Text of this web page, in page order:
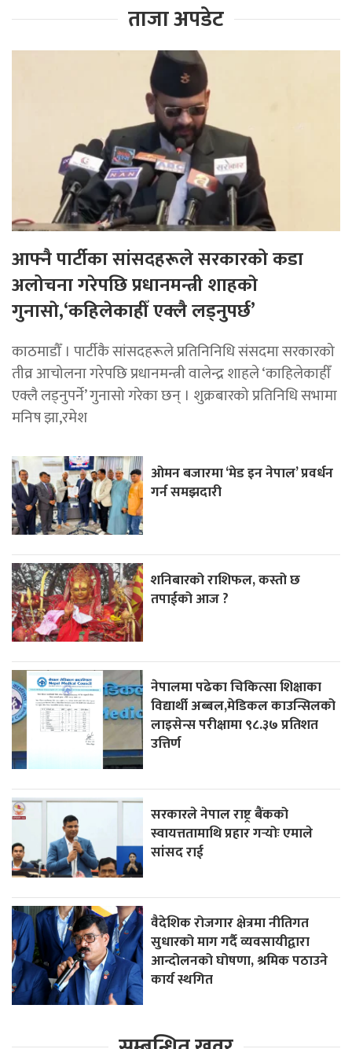
ताजा अपडेट
आफ्नै पार्टीका सांसदहरूले सरकारको कडा
अलोचना गरेपछि प्रधानमन्त्री शाहकाे
गुनासाे,‘कहिलेकाहीँ एक्लै लड्नुपर्छ’
काठमाडौँ । पार्टीकै सांसदहरूले प्रतिनिनिधि संसदमा सरकारको
तीव्र आचोलना गरेपछि प्रधानमन्त्री वालेन्द्र शाहले ‘काहिलेकाहीँ
एक्लै लड्नुपर्ने’ गुनासो गरेका छन् । शुक्रबारको प्रतिनिधि सभामा
मनिष झा,रमेश
ओमन बजारमा ‘मेड इन नेपाल’ प्रवर्धन
गर्न समझदारी
शनिबारको राशिफल, कस्तो छ
तपाईको आज ?
नेपालमा पढेका चिकित्सा शिक्षाका
विद्यार्थी अब्बल,मेडिकल काउन्सिलको
लाइसेन्स परीक्षामा ९८.३७ प्रतिशत
उत्तिर्ण
सरकारले नेपाल राष्ट्र बैंकको
स्वायत्ततामाथि प्रहार गर्‍योः एमाले
सांसद राई
वैदेशिक रोजगार क्षेत्रमा नीतिगत
सुधारको माग गर्दै व्यवसायीद्वारा
आन्दोलनको घोषणा, श्रमिक पठाउने
कार्य स्थगित